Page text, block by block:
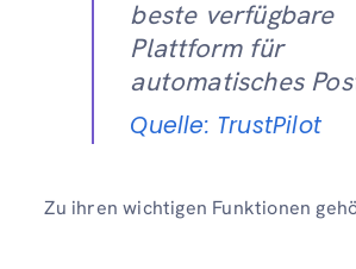
beste verfügbare
Plattform für
automatisches
Quelle: TrustPilot
Zu ihren wichtigen Funktionen